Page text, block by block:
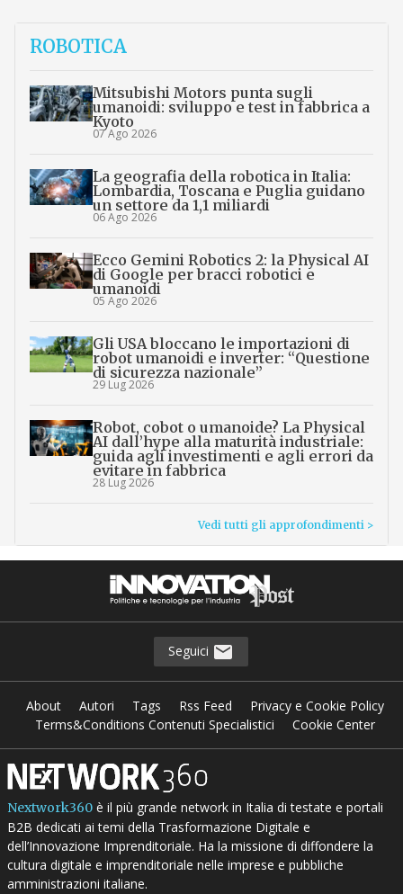
ROBOTICA
Mitsubishi Motors punta sugli
umanoidi: sviluppo e test in fabbrica a
Kyoto
07 Ago 2026
La geografia della robotica in Italia:
Lombardia, Toscana e Puglia guidano
un settore da 1,1 miliardi
06 Ago 2026
Ecco Gemini Robotics 2: la Physical AI
di Google per bracci robotici e
umanoidi
05 Ago 2026
Gli USA bloccano le importazioni di
robot umanoidi e inverter: “Questione
di sicurezza nazionale”
29 Lug 2026
Robot, cobot o umanoide? La Physical
AI dall’hype alla maturità industriale:
guida agli investimenti e agli errori da
evitare in fabbrica
28 Lug 2026
Vedi tutti gli approfondimenti >
Seguici
About Autori Tags Rss Feed
Privacy e Cookie Policy
Terms&Conditions Contenuti Specialistici
Cookie Center
Nextwork360è il più grande network in Italia di testate e portali
B2B dedicati ai temi della Trasformazione Digitale e
dell’Innovazione Imprenditoriale. Ha la missione di diffondere la
cultura digitale e imprenditoriale nelle imprese e pubbliche
amministrazioni italiane.